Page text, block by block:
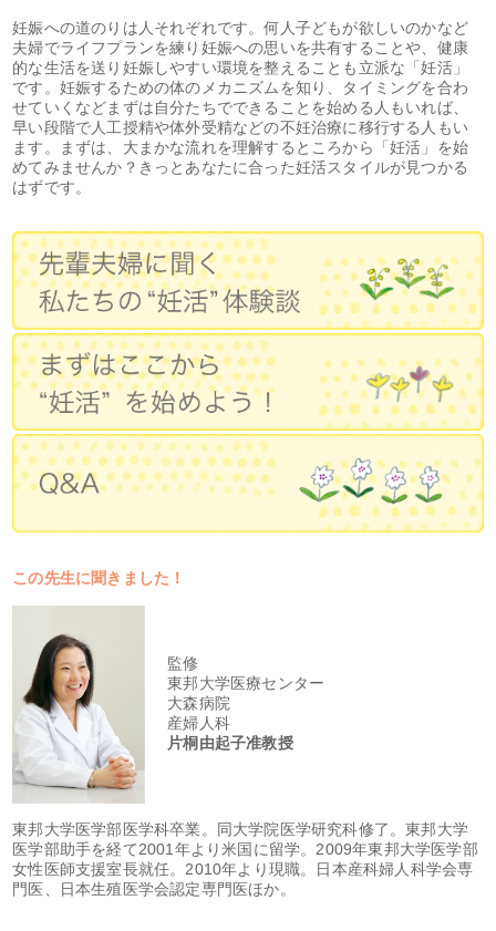
妊娠への道のりは人それぞれです。何人子どもが欲しいのかなど
夫婦でライフプランを練り妊娠への思いを共有することや、健康
的な生活を送り妊娠しやすい環境を整えることも立派な「妊活」
です。妊娠するための体のメカニズムを知り、タイミングを合わ
せていくなどまずは自分たちでできることを始める人もいれば、
早い段階で人工授精や体外受精などの不妊治療に移行する人もい
ます。まずは、大まかな流れを理解するところから「妊活」を始
めてみませんか？きっとあなたに合った妊活スタイルが見つかる
はずです。
この先生に聞きました！
監修
東邦大学医療センター
大森病院
産婦人科
片桐由起子准教授
東邦大学医学部医学科卒業。同大学院医学研究科修了。東邦大学
医学部助手を経て2001年より米国に留学。2009年東邦大学医学部
女性医師支援室長就任。2010年より現職。日本産科婦人科学会専
門医、日本生殖医学会認定専門医ほか。